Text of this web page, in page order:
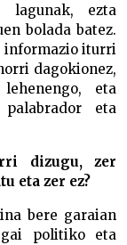
lagunak, ezta
bolada batez.
informazio iturri
dagokionez,
eta
eta
dizugu, zer
eta zer ez?
bere garaian
politiko eta